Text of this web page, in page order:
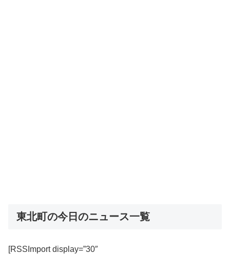
東北町の今日のニュース一覧
[RSSImport display=”30″